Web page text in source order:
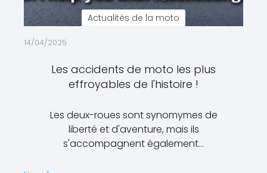
Actualités de la moto
14/04/2025
Les accidents de moto les plus
effroyables de l'histoire !
Les deux-roues sont synomymes de
liberté et d'aventure, mais ils
s'accompagnent également…